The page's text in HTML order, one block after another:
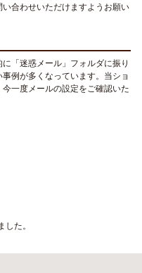
合わせいただけますようお願い
「迷惑メール」フォルダに振り
例が多くなっています。当ショ
一度メールの設定をご確認いた
た。